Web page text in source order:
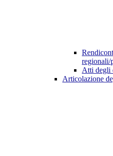
regionali/
Atti degli
Articolazione